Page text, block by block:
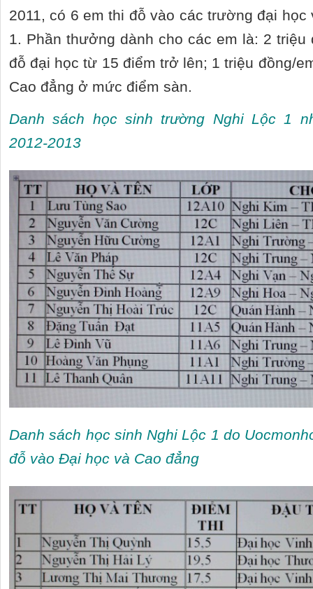
2011, có 6 em thi đỗ vào các trường đại học
1. Phần thưởng dành cho các em là: 2
đỗ đại học từ 15 điểm trở lên; 1 triệu đồng/
Cao đẳng ở mức điểm sàn.
Danh sách học sinh trường Nghi Lộc 1
2012-2013
Danh sách học sinh Nghi Lộc 1 do
đỗ vào Đại học và Cao đẳng